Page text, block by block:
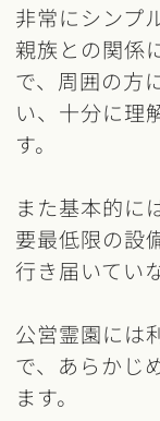
非常にシンプ
親族との関係
で、周囲の方
い、十分に理
す。
また基本的に
要最低限の設
行き届いてい
公営霊園には
で、あらかじ
ます。